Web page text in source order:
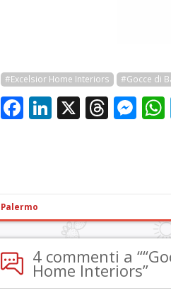
#Excelsior Home Interiors #Gocce di
Facebook
LinkedIn
X
Palermo
4 commenti a
Home Interiors”